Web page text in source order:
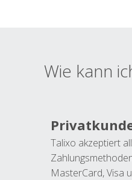
Wie kann
Talixo akzeptiert
MasterCard, Visa